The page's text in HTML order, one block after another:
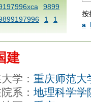
按
a
9899
1
1
operand97996x
1printdf
blablaenddefin
建
学： 重庆师范大
系： 地理科学学